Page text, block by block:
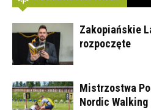
Zakopiańskie
rozpoczęte
Mistrzostwa
Nordic Walking